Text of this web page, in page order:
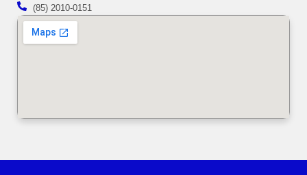
(85) 2010-0151